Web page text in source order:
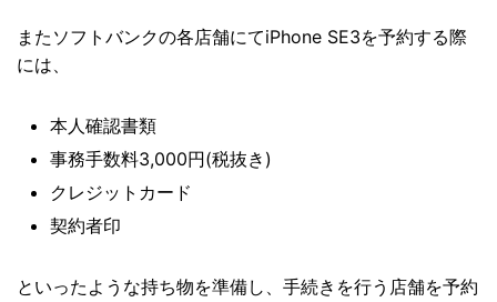
またソフトバンクの各店舗にてiPhone SE3を予約する際
には、
本人確認書類
事務手数料3,000円(税抜き)
クレジットカード
契約者印
といったような持ち物を準備し、手続きを行う店舗を予約